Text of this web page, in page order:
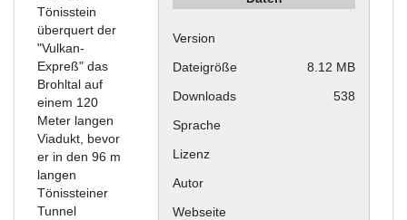
Tönisstein
überquert der
"Vulkan-
Expreß" das
Brohltal auf
einem 120
Meter langen
Viadukt, bevor
er in den 96 m
langen
Tönissteiner
Tunnel
Version
Dateigröße
8.12 MB
Downloads
538
Sprache
Lizenz
Autor
Webseite